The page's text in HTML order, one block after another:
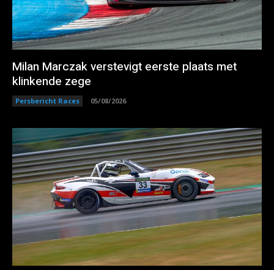
Milan Marczak verstevigt eerste plaats met
klinkende zege
Persbericht Races 05/08/2026